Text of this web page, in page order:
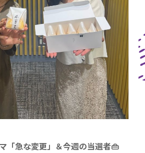
「急な変更」＆今週の当選者👜